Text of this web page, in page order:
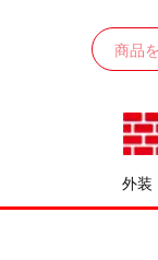
外装